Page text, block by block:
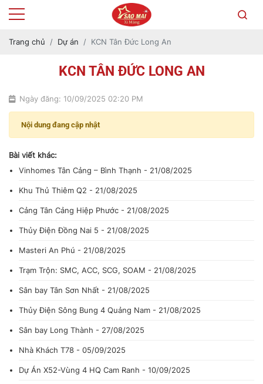
Trang chủ Dự án KCN Tân Đức Long An
KCN TÂN ĐỨC LONG AN
Ngày đăng: 10/09/2025 02:20 PM
Nội dung đang cập nhật
Bài viết khác:
Vinhomes Tân Cảng – Bình Thạnh - 21/08/2025
Khu Thủ Thiêm Q2 - 21/08/2025
Cảng Tân Cảng Hiệp Phước - 21/08/2025
Thủy Điện Đồng Nai 5 - 21/08/2025
Masteri An Phú - 21/08/2025
Trạm Trộn: SMC, ACC, SCG, SOAM - 21/08/2025
Sân bay Tân Sơn Nhất - 21/08/2025
Thủy Điện Sông Bung 4 Quảng Nam - 21/08/2025
Sân bay Long Thành - 27/08/2025
Nhà Khách T78 - 05/09/2025
Dự Án X52-Vùng 4 HQ Cam Ranh - 10/09/2025